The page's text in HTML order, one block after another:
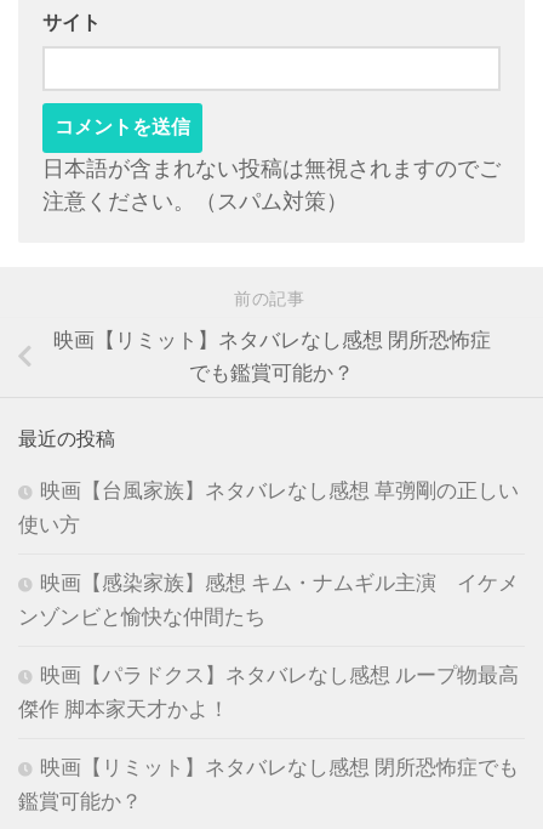
サイト
日本語が含まれない投稿は無視されますのでご
注意ください。（スパム対策）
前の記事
映画【リミット】ネタバレなし感想 閉所恐怖症
でも鑑賞可能か？
最近の投稿
映画【台風家族】ネタバレなし感想 草彅剛の正しい
使い方
映画【感染家族】感想 キム・ナムギル主演 イケメ
ンゾンビと愉快な仲間たち
映画【パラドクス】ネタバレなし感想 ループ物最高
傑作 脚本家天才かよ！
映画【リミット】ネタバレなし感想 閉所恐怖症でも
鑑賞可能か？